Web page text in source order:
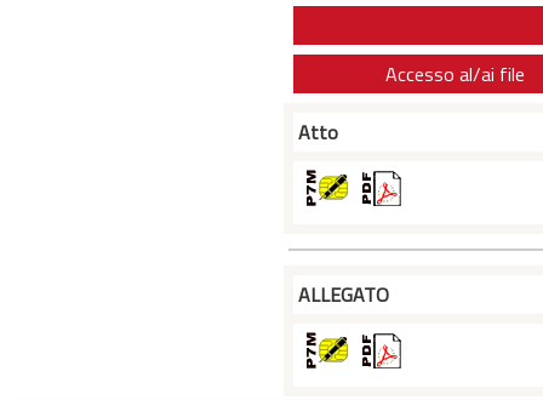
Accesso al/ai file
Atto
ALLEGATO